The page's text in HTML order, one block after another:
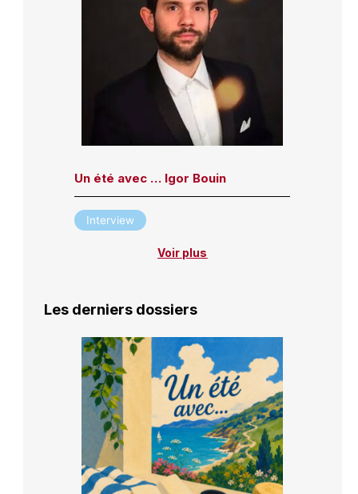
Un été avec … Igor Bouin
Interview
Voir plus
Les derniers dossiers